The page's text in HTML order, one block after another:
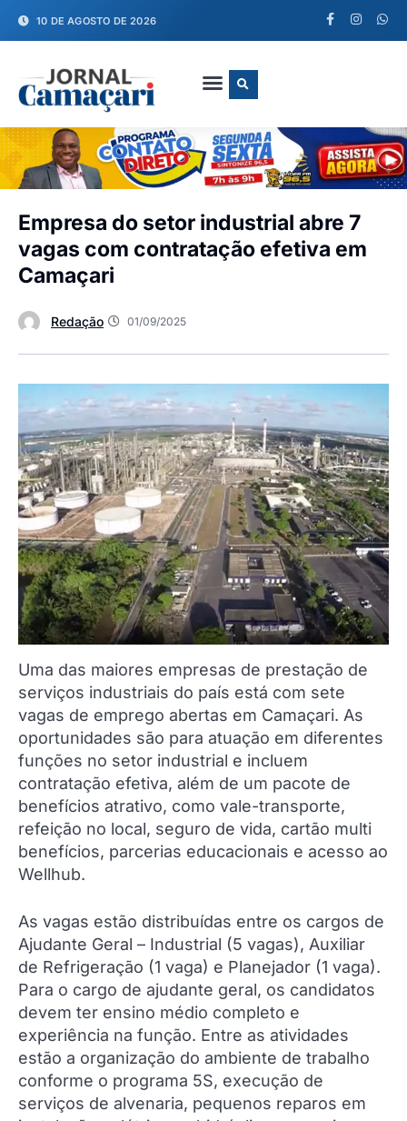
10 DE AGOSTO DE 2026
Empresa do setor industrial abre 7
vagas com contratação efetiva em
Camaçari
Redação 01/09/2025
Uma das maiores empresas de prestação de
serviços industriais do país está com sete
vagas de emprego abertas em Camaçari. As
oportunidades são para atuação em diferentes
funções no setor industrial e incluem
contratação efetiva, além de um pacote de
benefícios atrativo, como vale-transporte,
refeição no local, seguro de vida, cartão multi
benefícios, parcerias educacionais e acesso ao
Wellhub.
As vagas estão distribuídas entre os cargos de
Ajudante Geral – Industrial (5 vagas), Auxiliar
de Refrigeração (1 vaga) e Planejador (1 vaga).
Para o cargo de ajudante geral, os candidatos
devem ter ensino médio completo e
experiência na função. Entre as atividades
estão a organização do ambiente de trabalho
conforme o programa 5S, execução de
serviços de alvenaria, pequenos reparos em